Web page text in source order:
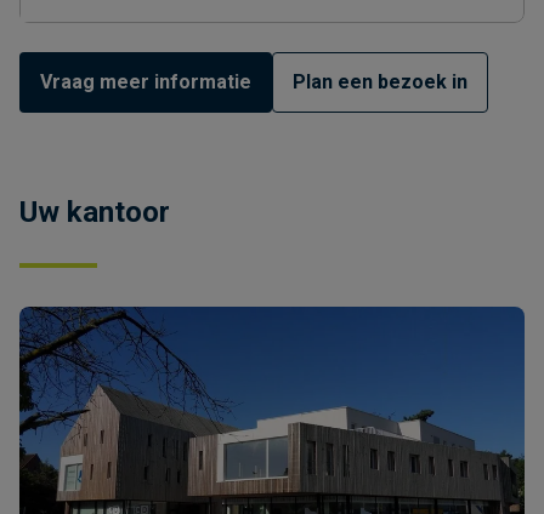
Vraag meer informatie Plan een bezoek in
Uw kantoor